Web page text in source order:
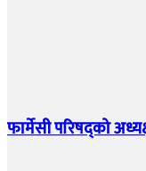
फार्मेसी परिषद्को